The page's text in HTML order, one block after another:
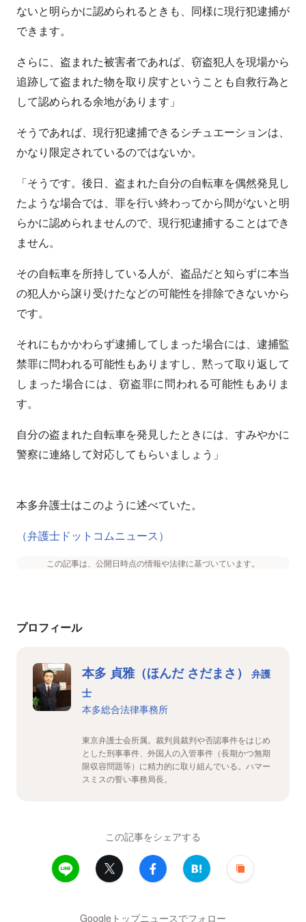
ないと明らかに認められるときも、同様に現行犯逮捕が
できます。
さらに、盗まれた被害者であれば、窃盗犯人を現場から
追跡して盗まれた物を取り戻すということも自救行為と
して認められる余地があります」
そうであれば、現行犯逮捕できるシチュエーションは、
かなり限定されているのではないか。
「そうです。後日、盗まれた自分の自転車を偶然発見し
たような場合では、罪を行い終わってから間がないと明
らかに認められませんので、現行犯逮捕することはでき
ません。
その自転車を所持している人が、盗品だと知らずに本当
の犯人から譲り受けたなどの可能性を排除できないから
です。
それにもかかわらず逮捕してしまった場合には、逮捕監
禁罪に問われる可能性もありますし、黙って取り返して
しまった場合には、窃盗罪に問われる可能性もありま
す。
自分の盗まれた自転車を発見したときには、すみやかに
警察に連絡して対応してもらいましょう」
本多弁護士はこのように述べていた。
（弁護士ドットコムニュース）
この記事は、公開日時点の情報や法律に基づいています。
プロフィール
本多 貞雅（ほんだ さだまさ）
弁護
士
本多総合法律事務所
東京弁護士会所属。裁判員裁判や否認事件をはじめ
とした刑事事件、外国人の入管事件（長期かつ無期
限収容問題等）に精力的に取り組んでいる。ハマー
スミスの誓い事務局長。
この記事をシェアする
Googleトップニュースでフォロー